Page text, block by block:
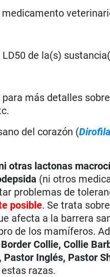
de la(s)
para más detalles
del corazón (
otras lactonas
(ni otros
problemas de
posible. Se trata
afecta a la barrera
de los mamíferos.
Collie, Collie
Inglés, Pastor
razas.